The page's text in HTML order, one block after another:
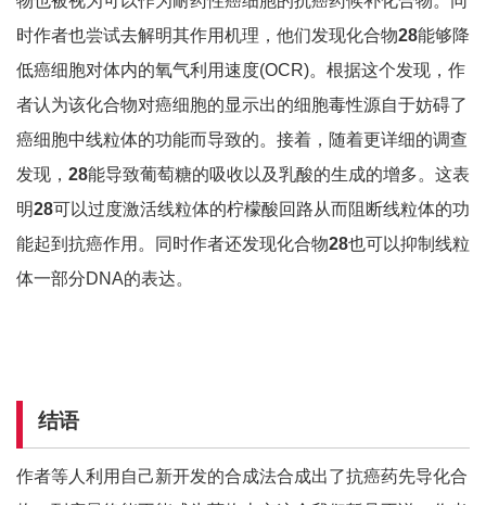
时作者也尝试去解明其作用机理，他们发现化合物28能够降
低癌细胞对体内的氧气利用速度(OCR)。根据这个发现，作
者认为该化合物对癌细胞的显示出的细胞毒性源自于妨碍了
癌细胞中线粒体的功能而导致的。接着，随着更详细的调查
发现， 28能导致葡萄糖的吸收以及乳酸的生成的增多。这表
明28可以过度激活线粒体的柠檬酸回路从而阻断线粒体的功
能起到抗癌作用。同时作者还发现化合物28也可以抑制线粒
体一部分DNA的表达。
结语
作者等人利用自己新开发的合成法合成出了抗癌药先导化合